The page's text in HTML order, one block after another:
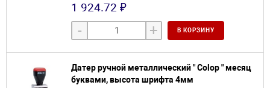
1 924.72 ₽
- + В КОРЗИНУ
Датер ручной металлический " Colop " месяц
буквами, высота шрифта 4мм